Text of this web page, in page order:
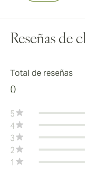
Reseñas de
Total de reseñas
0
5
4
3
2
1